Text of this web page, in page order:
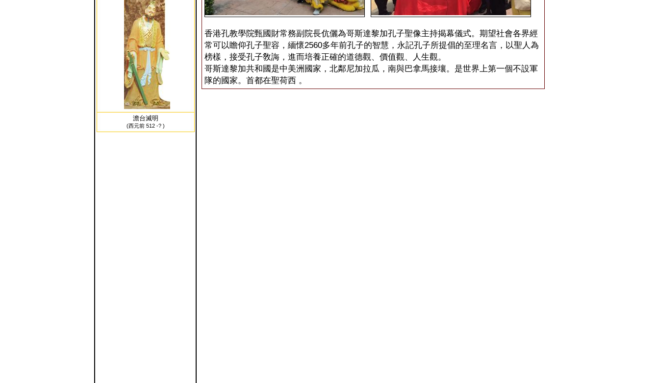
澹台滅明
(西元前 512 -? )
香港孔教學院甄國財常務副院長伉儷為哥斯達黎加孔子聖像主持揭幕儀式。期望社會各界經
常可以瞻仰孔子聖容，緬懷2560多年前孔子的智慧，永記孔子所提倡的至理名言，以聖人為
榜樣，接受孔子敎誨，進而培養正確的道德觀、價值觀、人生觀。
哥斯達黎加共和國是中美洲國家，北鄰尼加拉瓜，南與巴拿馬接壤。是世界上第一個不設軍
隊的國家。首都在聖荷西 。